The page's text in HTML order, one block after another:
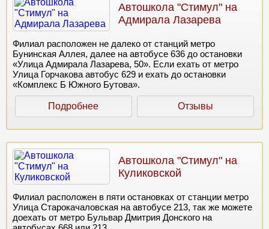
Автошкола "Стимул" на
Адмирала Лазарева
Филиал расположен не далеко от станций метро
Бунинская Аллея, далее на автобусе 636 до остановки
«Улица Адмирала Лазарева, 50». Если ехать от метро
Улица Горчакова автобус 629 и ехать до остановки
«Комплекс Б Южного Бутова».
Подробнее Отзывы
Автошкола "Стимул" на
Куликовской
Филиал расположен в пяти остановках от станции метро
Улица Старокачаловская на автобусе 213, так же можете
доехать от метро Бульвар Дмитрия Донского на